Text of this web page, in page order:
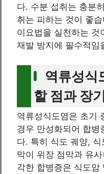
다. 수분 섭취는 충분
취는 피하는 것이 좋
이요법을 실천하는 것
재발 방지에 필수적임
역류성식
할 점과 장
역류성식도염은 초기
경우 만성화되어 합병
다. 특히 식도 궤양,
막이 위장 점막과 유
각한 합병증은 식도암